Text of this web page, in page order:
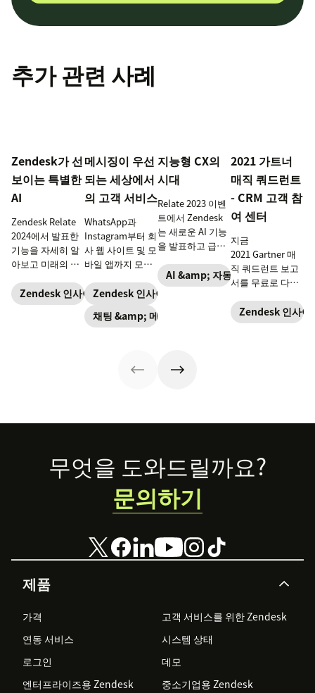
추가 관련 사례
Zendesk가 선
보이는 특별한
AI
Zendesk Relate
2024에서 발표한
기능을 자세히 알
아보고 미래의 고
위한 Zendesk의
약속을 확인하세
Zendesk 인사이트
메시징이 우선
되는 세상에서
의 고객 서비스
WhatsApp과
Instagram부터 회
사 웹 사이트 및 모
바일 앱까지 모두
화 경험을 제공하
세요.
Zendesk 인사이트
채팅 &amp; 메시징
지능형 CX의
시대
Relate 2023 이벤
트에서 Zendesk
는 새로운 AI 기능
을 발표하고 급변
업이 경쟁력을 유
지하도록 지원하
AI &amp; 자동화
2021 가트너
매직 쿼드런트
- CRM 고객 참
여 센터
지금
2021 Gartner 매
직 쿼드런트 보고
서를 무료로 다운
Zendesk가 6년 연
속 업계 리더로 인
Zendesk 인사이
Footer
제품
가격
고객 서비스를 위한 Zendesk
연동 서비스
시스템 상태
로그인
데모
엔터프라이즈용 Zendesk
중소기업용 Zendesk
무엇을 도와드릴까요?
문의하기